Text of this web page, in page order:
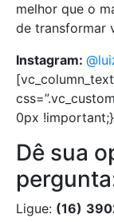
melhor que o
de transformar
Instagram:
[vc_column_text
0px
Dê sua
Ligue: (16)